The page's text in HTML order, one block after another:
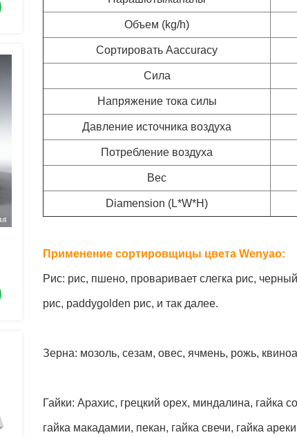
Объем (kg/h)
Сортировать Aaccuracy
Сила
Напряжение тока силы
Давление источника воздуха
Потребление воздуха
Вес
Diamension (L*W*H)
Применение сортировщицы цвета Wenyao:
Рис: рис, пшено, проваривает слегка рис,
рис, paddygolden рис, и так далее.
Зерна: мозоль, сезам, овес, ячмень, рожь,
Гайки: Арахис, грецкий орех, миндалина,
гайка макадамии, пекан, гайка свечи, гайка ареки